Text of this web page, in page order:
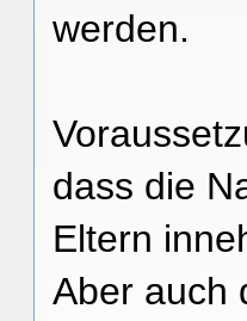
werden.
dass die
Eltern
Aber auch